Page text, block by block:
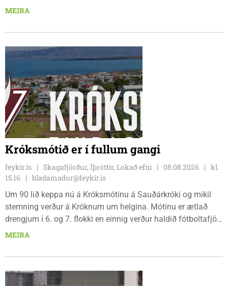
Þórður Hansen mætti með tæki og tól og hóf
og sagði Magnús Barðdal sveitarstjóri það vera virkilega
þegar Feykir spurði hann út í málið.
MEIRA
Króksmótið er í fullum gangi
feykir.is Skagafjörður, Íþróttir, Lokað efni 08.08.2026
kl.
15.16
bladamadur@feykir.is
Um 90 lið keppa nú á Króksmótinu á Sauðárkróki og mikil
stemning verður á Króknum um helgina. Mótinu er ætlað
drengjum í 6. og 7. flokki en einnig verður haldið fótboltafjör
fyrir yngri systkini. Mótið hófst í gær, föstudaginn 7. ágúst
MEIRA